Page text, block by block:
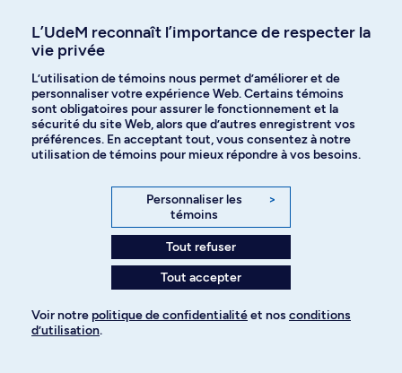
Événements
Découvrir l'UdeM
Cursus
Facebook
L’UdeM reconnaît l’importance de respecter la
vie privée
L’utilisation de témoins nous permet d’améliorer et de
personnaliser votre expérience Web. Certains témoins
sont obligatoires pour assurer le fonctionnement et la
sécurité du site Web, alors que d’autres enregistrent vos
préférences. En acceptant tout, vous consentez à notre
utilisation de témoins pour mieux répondre à vos besoins.
Personnaliser les
témoins
>
Tout refuser
Tout accepter
Voir notre politique de confidentialitéet nos conditions
d’utilisation.